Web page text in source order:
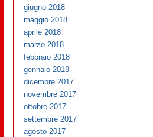
giugno 2018
maggio 2018
aprile 2018
marzo 2018
febbraio 2018
gennaio 2018
dicembre 2017
novembre 2017
ottobre 2017
settembre 2017
agosto 2017